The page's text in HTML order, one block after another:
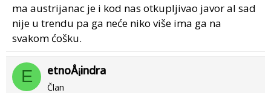
ma austrijanac je i kod nas otkupljivao javor al sad
nije u trendu pa ga neće niko više ima ga na
svakom ćošku.
E etnoÅ¡indra
Član